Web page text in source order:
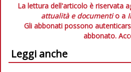
La lettura dell'articolo è riservata
attualità e documentio a
Gli abbonati possono
abbonato.
Leggi anche